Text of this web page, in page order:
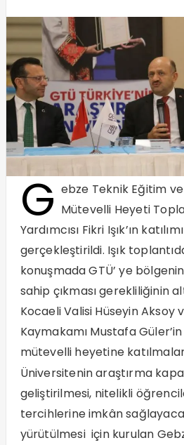
G ebze Teknik Eğitim
Mütevelli Heyeti
Yardımcısı Fikri Işık’ın
gerçekleştirildi. Işık
konuşmada GTÜ’ ye
sahip çıkması gerekliliğinin
Kocaeli Valisi Hüseyin Aksoy
Kaymakamı Mustafa
mütevelli heyetine
Üniversitenin araştırma
geliştirilmesi, nitelikli
tercihlerine imkân
yürütülmesi için kurulan